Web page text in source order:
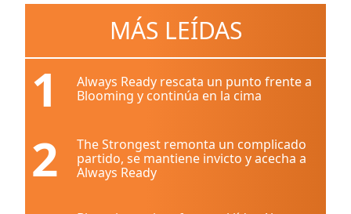
MÁS LEÍDAS
1
Always Ready rescata un punto frente a
Blooming y continúa en la cima
2
The Strongest remonta un complicado
partido, se mantiene invicto y acecha a
Always Ready